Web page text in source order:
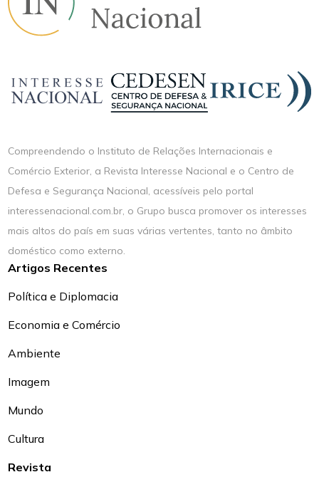
Compreendendo o Instituto de Relações Internacionais e
Comércio Exterior, a Revista Interesse Nacional e o Centro de
Defesa e Segurança Nacional, acessíveis pelo portal
interessenacional.com.br, o Grupo busca promover os interesses
mais altos do país em suas várias vertentes, tanto no âmbito
doméstico como externo.
Artigos Recentes
Política e Diplomacia
Economia e Comércio
Ambiente
Imagem
Mundo
Cultura
Revista